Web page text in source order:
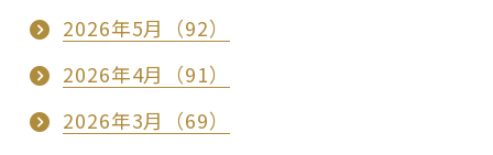
2026年5月（92）
2026年4月（91）
2026年3月（69）